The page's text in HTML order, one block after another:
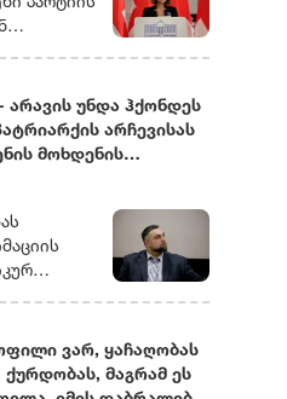
იმას, რაც
თავს
ვარ,
თითქმის
ან
მსგავსი
უნდა ჰქონდეს
არჩევისას
მოხდენის
ვარ, ყაჩაღობას
ქურდობას, მაგრამ ეს